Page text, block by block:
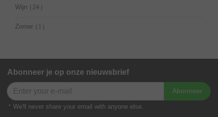
Wijn (24)
Zomer (1)
Abonneer je op onze nieuwsbrief
Abonneer
* We'll never share your email with anyone else.